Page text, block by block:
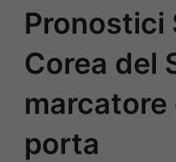
Pronostici
Corea del
marcatore
porta